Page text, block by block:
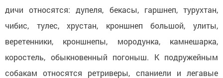
дичи относятся: дупеля, бекасы, гаршнеп, турухтан,
чибис, тулес, хрустан, кроншнеп большой, улиты,
веретенники, кроншнепы, мородунка, камнешарка,
коростель, обыкновенный погоныш. К подружейным
собакам относятся ретриверы, спаниели и легавые